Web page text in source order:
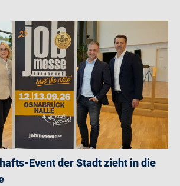
Event der Stadt zieht in die